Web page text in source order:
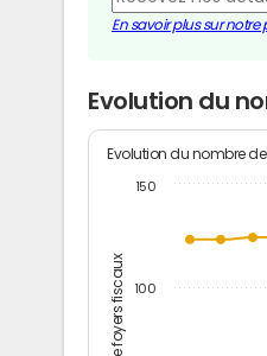
En savoir plus sur
Evolution du
Evolution du nombre
100
150